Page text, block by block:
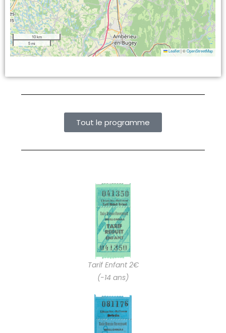
10 km
5 mi
Leaflet |©OpenStreetMap
Tout le programme
Tarif Enfant 2€
(-14 ans)